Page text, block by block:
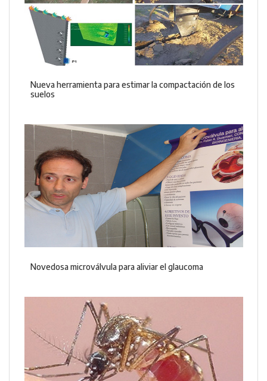
Nueva herramienta para estimar la compactación de los
suelos
Novedosa microválvula para aliviar el glaucoma